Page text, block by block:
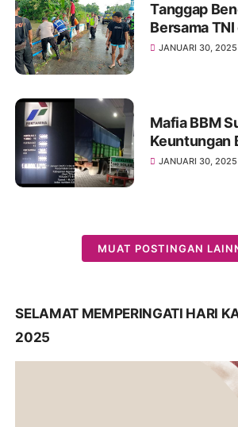
Tanggap
Bersama
Bersihkan
JANUARI 30, 2025
Mafia BBM
Keuntungan
Kecil Jadi
JANUARI 30, 2025
MUAT POSTINGAN
SELAMAT MEMPERINGATI HARI
2025